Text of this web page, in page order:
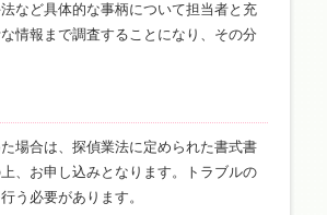
など具体的な事柄について担当者と充
情報まで調査することになり、その分
場合は、探偵業法に定められた書式書
、お申し込みとなります。トラブルの
う必要があります。